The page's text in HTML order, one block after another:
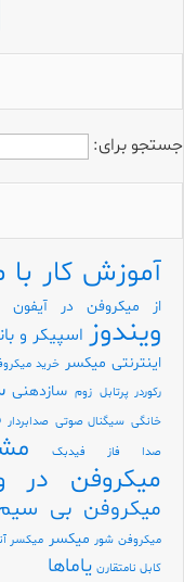
جستجو برای:
آموزش کار با
از میکروفن در آیفون
ویندوز اسپیکر و
اینترنتی میکسر خرید
رکوردر پرتابل زوم سازدهنی
خانگی سیگنال صوتی صدابردار
صدا
فاز فیدبک
میکروفن در
میکروفن بی
میکروفن شور میکسر میکسر
کابل نامتقارن یاماها